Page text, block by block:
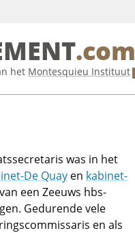
.com
het Montesquieu Instituut
was in het
De Quay en kabinet-
een Zeeuws hbs-
Gedurende vele
en als